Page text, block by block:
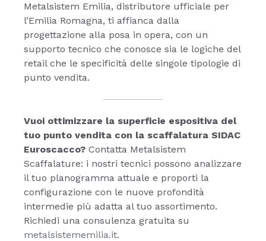
Metalsistem Emilia, distributore ufficiale per
l’Emilia Romagna, ti affianca dalla
progettazione alla posa in opera, con un
supporto tecnico che conosce sia le logiche del
retail che le specificità delle singole tipologie di
punto vendita.
Vuoi ottimizzare la superficie espositiva del
tuo punto vendita con la scaffalatura SIDAC
Euroscacco? Contatta Metalsistem
Scaffalature: i nostri tecnici possono analizzare
il tuo planogramma attuale e proporti la
configurazione con le nuove profondità
intermedie più adatta al tuo assortimento.
Richiedi una consulenza gratuita su
metalsistememilia.it.